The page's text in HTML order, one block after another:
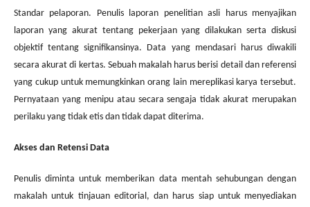
Standar pelaporan. Penulis laporan penelitian asli harus menyajikan
laporan yang akurat tentang pekerjaan yang dilakukan serta diskusi
objektif tentang signifikansinya. Data yang mendasari harus diwakili
secara akurat di kertas. Sebuah makalah harus berisi detail dan referensi
yang cukup untuk memungkinkan orang lain mereplikasi karya tersebut.
Pernyataan yang menipu atau secara sengaja tidak akurat merupakan
perilaku yang tidak etis dan tidak dapat diterima.
Akses dan Retensi Data
Penulis diminta untuk memberikan data mentah sehubungan dengan
makalah untuk tinjauan editorial, dan harus siap untuk menyediakan